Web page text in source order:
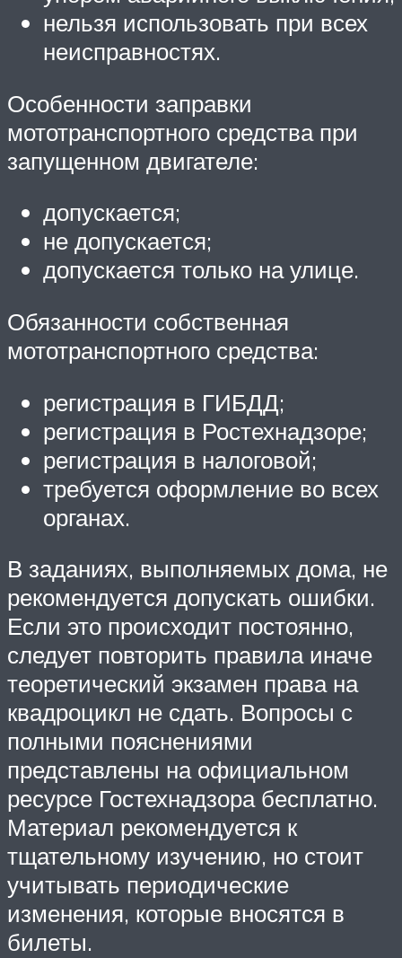
нельзя использовать при всех
неисправностях.
Особенности заправки
мототранспортного средства при
запущенном двигателе:
допускается;
не допускается;
допускается только на улице.
Обязанности собственная
мототранспортного средства:
регистрация в ГИБДД;
регистрация в Ростехнадзоре;
регистрация в налоговой;
требуется оформление во всех
органах.
В заданиях, выполняемых дома, не
рекомендуется допускать ошибки.
Если это происходит постоянно,
следует повторить правила иначе
теоретический экзамен права на
квадроцикл не сдать. Вопросы с
полными пояснениями
представлены на официальном
ресурсе Гостехнадзора бесплатно.
Материал рекомендуется к
тщательному изучению, но стоит
учитывать периодические
изменения, которые вносятся в
билеты.